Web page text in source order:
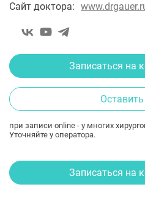
Сайт доктора:
Записаться на
при записи online - у многих
Уточняйте у оператора.
Записаться на